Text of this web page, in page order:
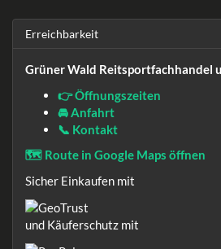
Erreichbarkeit
Grüner Wald Reitsportfachhandel
👉 Öffnungszeiten
🚘 Anfahrt
📞 Kontakt
🗺️ Route in Google Maps öffnen
Sicher Einkaufen mit
und Käuferschutz mit